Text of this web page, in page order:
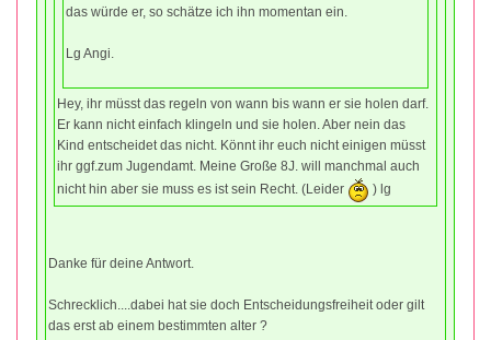
das würde er, so schätze ich ihn momentan ein.
Lg Angi.
Hey, ihr müsst das regeln von wann bis wann er sie holen darf.
Er kann nicht einfach klingeln und sie holen. Aber nein das
Kind entscheidet das nicht. Könnt ihr euch nicht einigen müsst
ihr ggf.zum Jugendamt. Meine Große 8J. will manchmal auch
nicht hin aber sie muss es ist sein Recht. (Leider
) lg
Danke für deine Antwort.
Schrecklich....dabei hat sie doch Entscheidungsfreiheit oder gilt
das erst ab einem bestimmten alter ?